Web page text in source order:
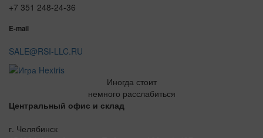
+7 351 248-24-36
E-mail
SALE@RSI-LLC.RU
Иногда стоит
немного расслабиться
Центральный офис и склад
г. Челябинск